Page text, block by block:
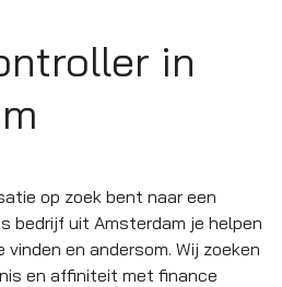
in
op zoek bent naar een
bedrijf uit Amsterdam je helpen
en andersom. Wij zoeken
en affiniteit met finance